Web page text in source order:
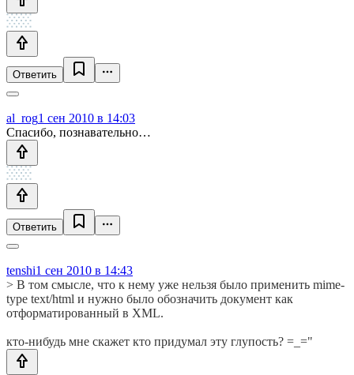
Ответить
al_rog1 сен 2010 в 14:03
Спасибо, познавательно…
Ответить
tenshi1 сен 2010 в 14:43
> В том смысле, что к нему уже нельзя было применить mime-
type text/html и нужно было обозначить документ как
отформатированный в XML.
кто-нибудь мне скажет кто придумал эту глупость? =_="